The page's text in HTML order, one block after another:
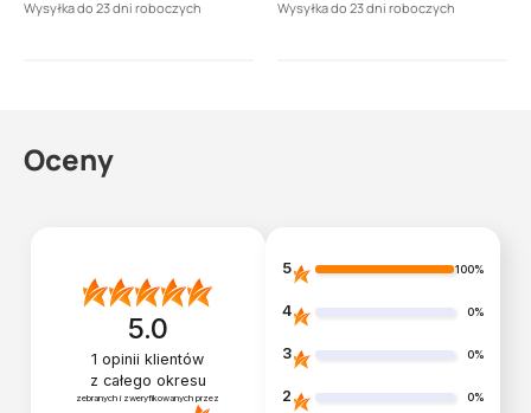
Wysyłka do 23 dni roboczych Wysyłka do 23 dni roboczych
Oceny
5.0
1 opinii klientów
z całego okresu
zebranych i zweryfikowanych przez
5 100%
4 0%
3 0%
2 0%